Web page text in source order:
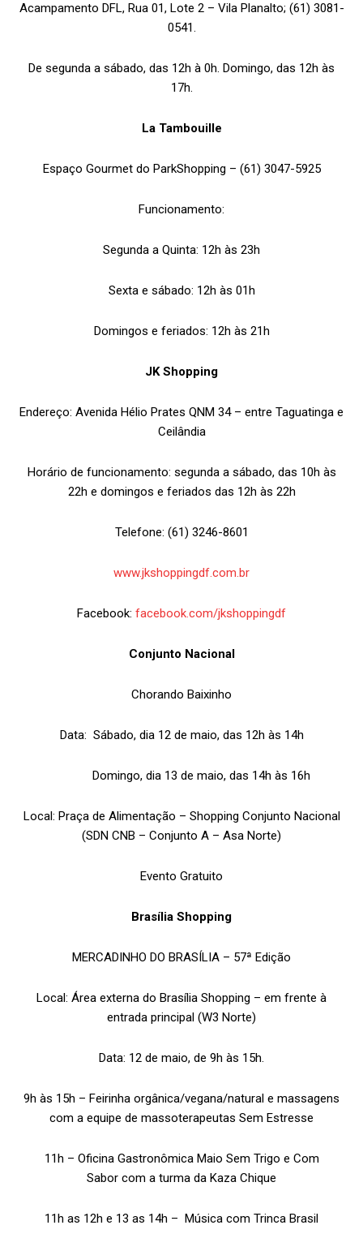
Acampamento DFL, Rua 01, Lote 2 – Vila Planalto; (61) 3081-
0541.
De segunda a sábado, das 12h à 0h. Domingo, das 12h às
17h.
La Tambouille
Espaço Gourmet do ParkShopping – (61) 3047-5925
Funcionamento:
Segunda a Quinta: 12h às 23h
Sexta e sábado: 12h às 01h
Domingos e feriados: 12h às 21h
JK Shopping
Endereço: Avenida Hélio Prates QNM 34 – entre Taguatinga e
Ceilândia
Horário de funcionamento: segunda a sábado, das 10h às
22h e domingos e feriados das 12h às 22h
Telefone: (61) 3246-8601
www.jkshoppingdf.com.br
Facebook: facebook.com/jkshoppingdf
Conjunto Nacional
Chorando Baixinho
Data: Sábado, dia 12 de maio, das 12h às 14h
Domingo, dia 13 de maio, das 14h às 16h
Local: Praça de Alimentação – Shopping Conjunto Nacional
(SDN CNB – Conjunto A – Asa Norte)
Evento Gratuito
Brasília Shopping
MERCADINHO DO BRASÍLIA – 57ª Edição
Local: Área externa do Brasília Shopping – em frente à
entrada principal (W3 Norte)
Data: 12 de maio, de 9h às 15h.
9h às 15h – Feirinha orgânica/vegana/natural e massagens
com a equipe de massoterapeutas Sem Estresse
11h – Oficina Gastronômica Maio Sem Trigo e Com
Sabor com a turma da Kaza Chique
11h as 12h e 13 as 14h – Música com Trinca Brasil